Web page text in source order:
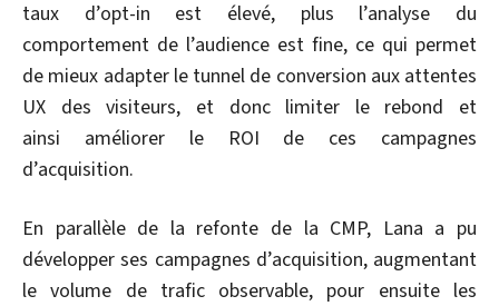
taux d’opt-in est élevé, plus l’analyse du
comportement de l’audience est fine, ce qui permet
de mieux adapter le tunnel de conversion aux attentes
UX des visiteurs, et donc limiter le rebond et
ainsi améliorer le ROI de ces campagnes
d’acquisition.
En parallèle de la refonte de la CMP, Lana a pu
développer ses campagnes d’acquisition, augmentant
le volume de trafic observable, pour ensuite les